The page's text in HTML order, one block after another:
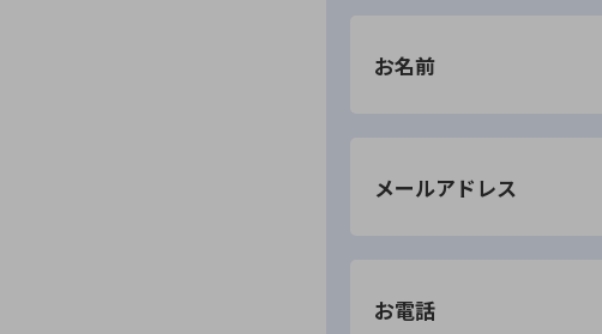
お名前
メールアドレス
お電話